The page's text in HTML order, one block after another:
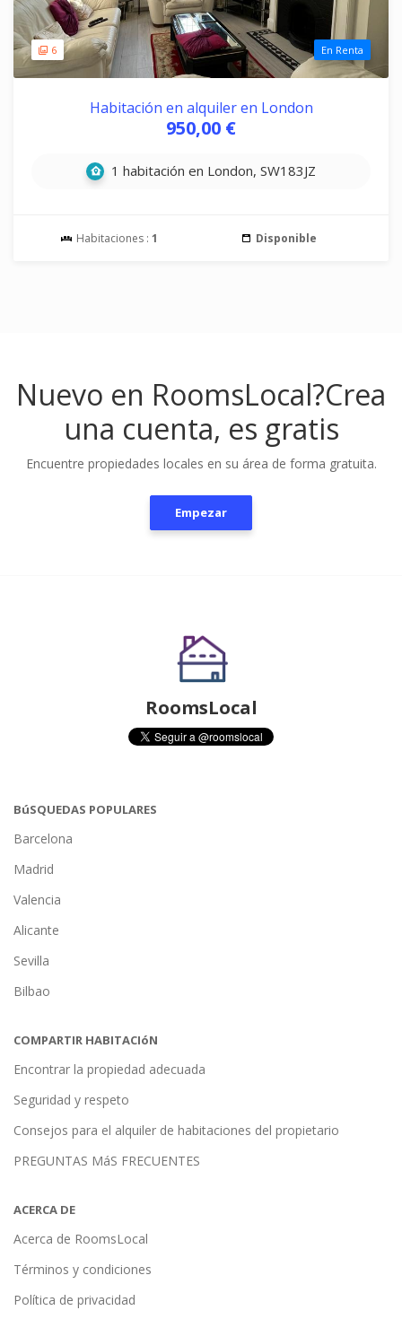
6 En Renta
Habitación en alquiler en London
950,00 €
1 habitación en London, SW183JZ
Habitaciones : 1 Disponible
Nuevo en RoomsLocal?Crea
una cuenta, es gratis
Encuentre propiedades locales en su área de forma gratuita.
Empezar
RoomsLocal
BúSQUEDAS POPULARES
Barcelona
Madrid
Valencia
Alicante
Sevilla
Bilbao
COMPARTIR HABITACIóN
Encontrar la propiedad adecuada
Seguridad y respeto
Consejos para el alquiler de habitaciones del propietario
PREGUNTAS MáS FRECUENTES
ACERCA DE
Acerca de RoomsLocal
Términos y condiciones
Política de privacidad